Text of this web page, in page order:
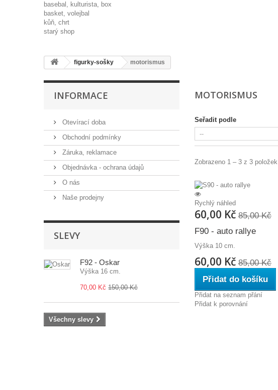
basebal, kulturista, box
basket, volejbal
kůň, chrt
starý shop
figurky-sošky motorismus
INFORMACE
Otevírací doba
Obchodní podmínky
Záruka, reklamace
Objednávka - ochrana údajů
O nás
Naše prodejny
SLEVY
F92 - Oskar
Výška 16 cm.
70,00 Kč 150,00 Kč
Všechny slevy
MOTORISMUS
Seřadit podle
Zobrazeno 1 – 3 z 3 položek
Rychlý náhled
60,00 Kč 85,00 Kč
F90 - auto rallye
Výška 10 cm.
60,00 Kč 85,00 Kč
Přidat do košíku
Přidat na seznam přání
Přidat k porovnání